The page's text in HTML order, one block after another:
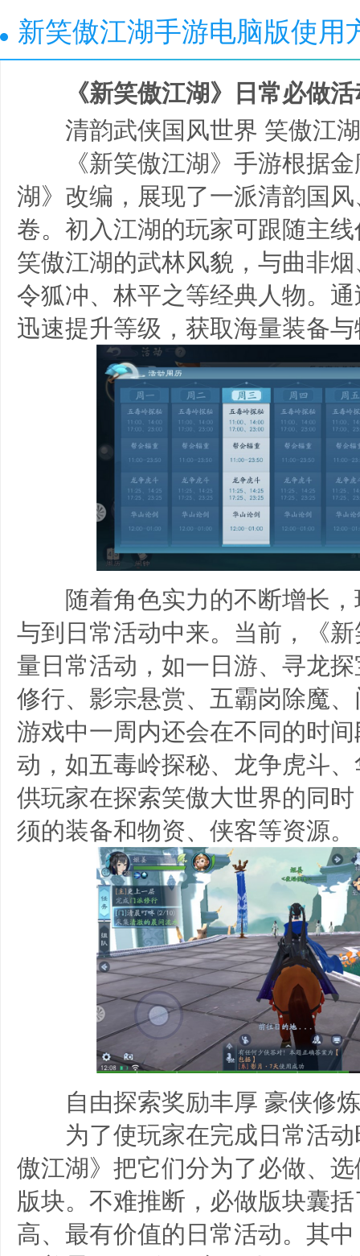
新笑傲江湖手游电脑版使用
《新笑傲江湖》日常必做活
清韵武侠国风世界 笑傲江湖
《新笑傲江湖》手游根据金
湖》改编，展现了一派清韵国
卷。初入江湖的玩家可跟随主
笑傲江湖的武林风貌，与曲非
令狐冲、林平之等经典人物。
迅速提升等级，获取海量装备
随着角色实力的不断增长，
与到日常活动中来。当前，《
量日常活动，如一日游、寻龙
修行、影宗悬赏、五霸岗除魔
游戏中一周内还会在不同的时
动，如五毒岭探秘、龙争虎斗
供玩家在探索笑傲大世界的同
须的装备和物资、侠客等资源。
自由探索奖励丰厚 豪侠修炼
为了使玩家在完成日常活动
傲江湖》把它们分为了必做、
版块。不难推断，必做版块囊
高、最有价值的日常活动。其中